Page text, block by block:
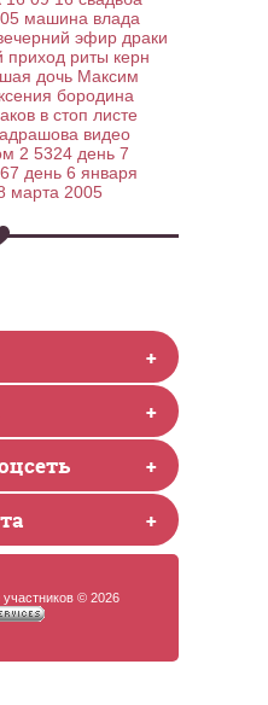
машина влада
эфир драки
приход риты керн
дочь Максим
ксения бородина
в стоп листе
видео
2 5324 день 7
день 6 января
марта 2005
+
+
+
+
© 2026